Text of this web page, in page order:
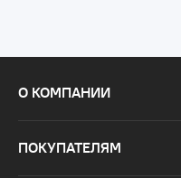
О КОМПАНИИ
ПОКУПАТЕЛЯМ